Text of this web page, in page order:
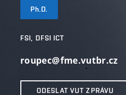
Ph.D.
FSI, DFSI ICT
roupec@fme.vutbr.cz
ODESLAT VUT ZPRÁVU